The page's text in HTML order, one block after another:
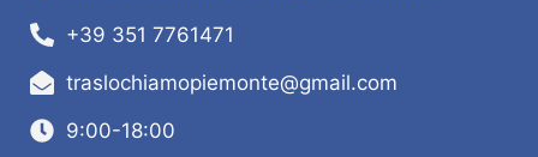
+39 351 7761471
traslochiamopiemonte@gmail.com
9:00-18:00